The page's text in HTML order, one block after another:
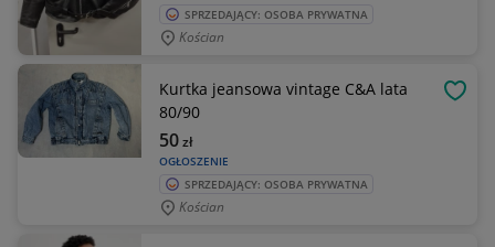
SPRZEDAJĄCY: OSOBA PRYWATNA
Kościan
Kurtka jeansowa vintage C&A lata
80/90
OGŁOSZENIE
50zł
SPRZEDAJĄCY: OSOBA PRYWATNA
Kościan